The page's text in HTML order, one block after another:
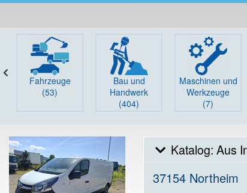
Fahrzeuge
(53)
Bau und
Handwerk
(404)
Maschinen und
Werkzeuge
(7)
Katalog: Aus
37154 Northeim